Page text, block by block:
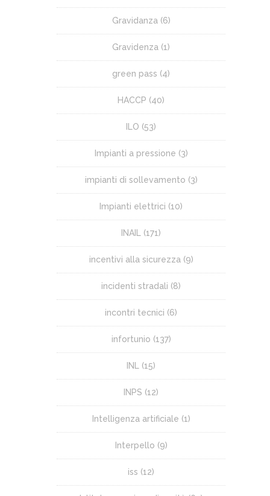
Gravidanza (6)
Gravidenza (1)
green pass (4)
HACCP (40)
ILO (53)
Impianti a pressione (3)
impianti di sollevamento (3)
Impianti elettrici (10)
INAIL (171)
incentivi alla sicurezza (9)
incidenti stradali (8)
incontri tecnici (6)
infortunio (137)
INL (15)
INPS (12)
Intelligenza artificiale (1)
Interpello (9)
iss (12)